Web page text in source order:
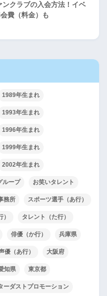
クラブの入会方法！イベ
費（料金）も
1989年生まれ
1993年生まれ
1996年生まれ
1999年生まれ
2002年生まれ
ループ お笑いタレント
務所 スポーツ選手（あ行）
タレント（た行）
俳優（か行） 兵庫県
優（あ行） 大阪府
知県 東京都
ーダストプロモーション